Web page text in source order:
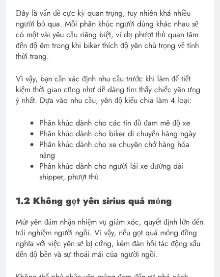
Đây là vấn đề cực kỳ quan trọng, tuy nhiên khá nhiều
người bỏ qua. Mỗi phân khúc người dùng khác nhau sẽ
có một vài yêu cầu riêng biệt, ví dụ phượt thủ quan tâm
đến độ êm trong khi biker thích độ yên chú trọng về tính
thời trang.
Vì vậy, bạn cần xác định nhu cầu trước khi làm để tiết
kiệm thời gian cũng như dễ dàng tìm thấy chiếc yên ưng
ý nhất. Dựa vào nhu cầu, yên độ kiểu chia làm 4 loại:
Phân khúc dành cho các tín đồ đam mê độ xe
Phân khúc dành cho biker di chuyển hàng ngày
Phân khúc dành cho xe chuyên chở hàng hóa
nặng
Phân khúc dành cho người lái xe đường dài
shipper, phượt thủ
1.2 Không gọt yên sirius quá mỏng
Mút yên đảm nhận nhiệm vụ giảm xóc, quyết định lớn đến
trải nghiệm người ngồi. Vì vậy, nếu gọt quá mỏng đồng
nghĩa với việc yên sẽ bị cứng, kém đàn hồi tác động xấu
đến độ bền và sự thoải mái của người ngồi.